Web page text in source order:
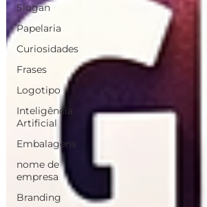
Slogan
Papelaria
Curiosidades
Frases
Logotipo
Inteligência
Artificial
Embalagens
nome de
empresa
Branding